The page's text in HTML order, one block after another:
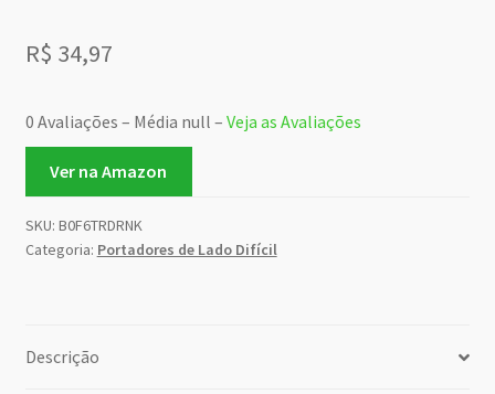
R$ 34,97
0 Avaliações – Média null – Veja as Avaliações
Ver na Amazon
SKU: B0F6TRDRNK
Categoria: Portadores de Lado Difícil
Descrição